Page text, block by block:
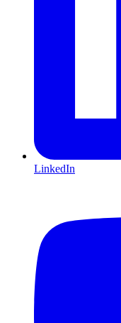
LinkedIn